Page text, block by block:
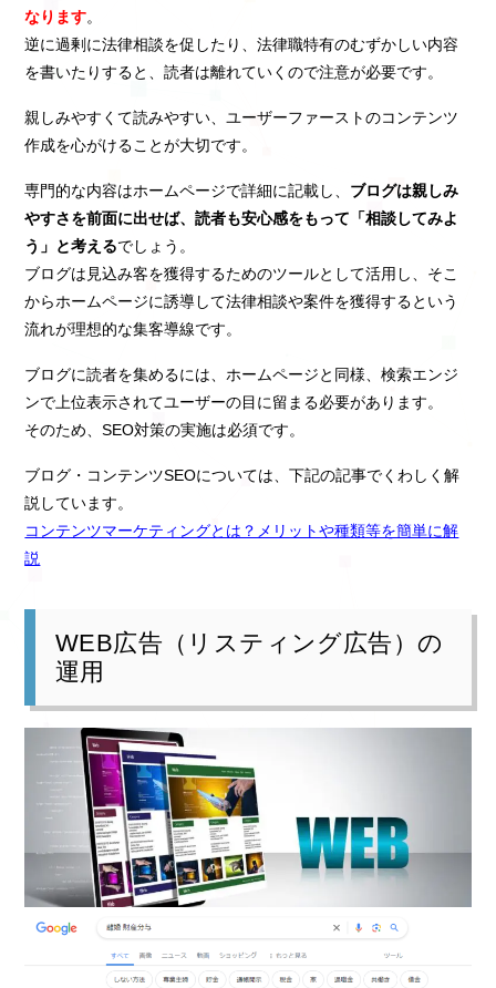
なります。
逆に過剰に法律相談を促したり、法律職特有のむずかしい内容
を書いたりすると、読者は離れていくので注意が必要です。
親しみやすくて読みやすい、ユーザーファーストのコンテンツ
作成を心がけることが大切です。
専門的な内容はホームページで詳細に記載し、 ブログは親しみ
やすさを前面に出せば、読者も安心感をもって「相談してみよ
う」と考えるでしょう。
ブログは見込み客を獲得するためのツールとして活用し、そこ
からホームページに誘導して法律相談や案件を獲得するという
流れが理想的な集客導線です。
ブログに読者を集めるには、ホームページと同様、検索エンジ
ンで上位表示されてユーザーの目に留まる必要があります。
そのため、SEO対策の実施は必須です。
ブログ・コンテンツSEOについては、下記の記事でくわしく解
説しています。
コンテンツマーケティングとは？メリットや種類等を簡単に解
説
WEB広告（リスティング広告）の
運用